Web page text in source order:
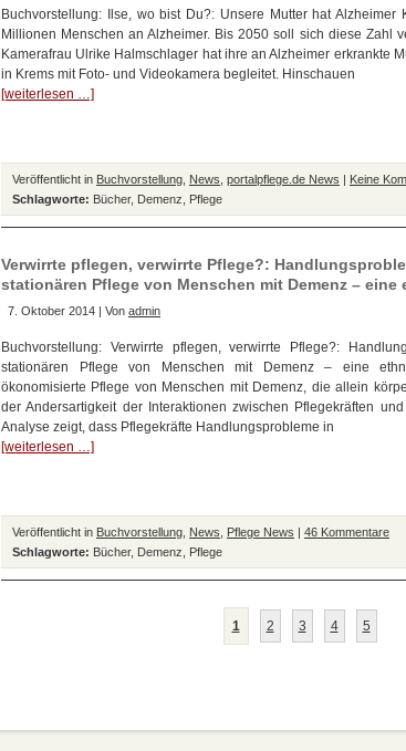
Buchvorstellung: Ilse, wo bist Du?: Unsere Mutter hat
Millionen Menschen an Alzheimer. Bis 2050 soll sich diese Zahl
Kamerafrau Ulrike Halmschlager hat ihre an Alzheimer erkrankte
in Krems mit Foto- und Videokamera begleitet. Hinschauen
[weiterlesen …]
Veröffentlicht in Buchvorstellung News portalpflege.de News | Keine
Schlagworte: Bücher, Demenz Pflege
Verwirrte pflegen, verwirrte Pflege?:
stationären Pflege von Menschen mit Demenz –
7. Oktober 2014 | Von admin
Buchvorstellung: Verwirrte pflegen, verwirrte Pflege?:
stationären Pflege von Menschen mit Demenz – eine
ökonomisierte Pflege von Menschen mit Demenz, die allein
der Andersartigkeit der Interaktionen zwischen Pflegekräften
Analyse zeigt, dass Pflegekräfte Handlungsprobleme in
[weiterlesen …]
Veröffentlicht in Buchvorstellung News Pflege News | 46 Kommentare
Schlagworte: Bücher, Demenz Pflege
1 2 3 4 5